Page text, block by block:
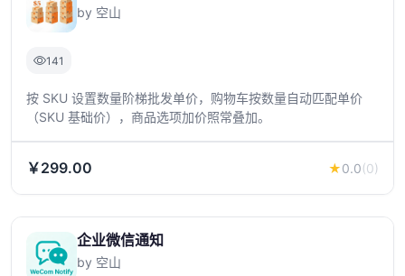
by 空山
141
按 SKU 设置数量阶梯批发单价，购物车按数量自动匹配单价
（SKU 基础价），商品选项加价照常叠加。
￥299.00 ★0.0(0)
企业微信通知
by 空山